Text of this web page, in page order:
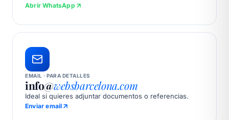
Abrir WhatsApp
EMAIL · PARA DETALLES
info@websbarcelona.com
Ideal si quieres adjuntar documentos o referencias.
Enviar email